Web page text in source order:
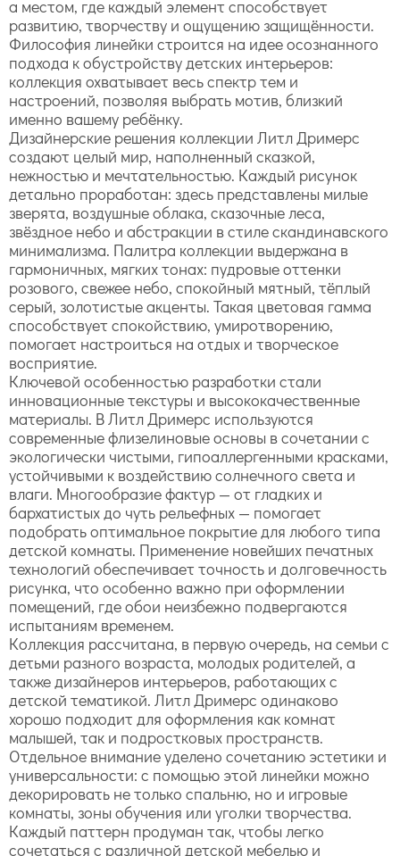
а местом, где каждый элемент способствует
развитию, творчеству и ощущению защищённости.
Философия линейки строится на идее осознанного
подхода к обустройству детских интерьеров:
коллекция охватывает весь спектр тем и
настроений, позволяя выбрать мотив, близкий
именно вашему ребёнку.
Дизайнерские решения коллекции Литл Дримерс
создают целый мир, наполненный сказкой,
нежностью и мечтательностью. Каждый рисунок
детально проработан: здесь представлены милые
зверята, воздушные облака, сказочные леса,
звёздное небо и абстракции в стиле скандинавского
минимализма. Палитра коллекции выдержана в
гармоничных, мягких тонах: пудровые оттенки
розового, свежее небо, спокойный мятный, тёплый
серый, золотистые акценты. Такая цветовая гамма
способствует спокойствию, умиротворению,
помогает настроиться на отдых и творческое
восприятие.
Ключевой особенностью разработки стали
инновационные текстуры и высококачественные
материалы. В Литл Дримерс используются
современные флизелиновые основы в сочетании с
экологически чистыми, гипоаллергенными красками,
устойчивыми к воздействию солнечного света и
влаги. Многообразие фактур — от гладких и
бархатистых до чуть рельефных — помогает
подобрать оптимальное покрытие для любого типа
детской комнаты. Применение новейших печатных
технологий обеспечивает точность и долговечность
рисунка, что особенно важно при оформлении
помещений, где обои неизбежно подвергаются
испытаниям временем.
Коллекция рассчитана, в первую очередь, на семьи с
детьми разного возраста, молодых родителей, а
также дизайнеров интерьеров, работающих с
детской тематикой. Литл Дримерс одинаково
хорошо подходит для оформления как комнат
малышей, так и подростковых пространств.
Отдельное внимание уделено сочетанию эстетики и
универсальности: с помощью этой линейки можно
декорировать не только спальню, но и игровые
комнаты, зоны обучения или уголки творчества.
Каждый паттерн продуман так, чтобы легко
сочетаться с различной детской мебелью и